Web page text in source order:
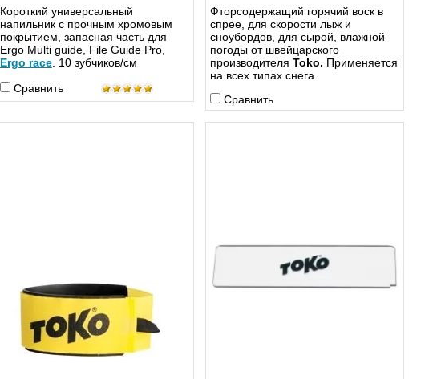
Короткий универсальный
напильник с прочным хромовым
покрытием, запасная часть для
Ergo Multi guide, File Guide Pro,
Ergo race. 10 зубчиков/см
Сравнить
Фторсодержащий горячий воск в
спрее, для скорости лыж и
сноубордов, для сырой, влажной
погоды от швейцарского
производителя Toko. Применяется
на всех типах снега.
Сравнить